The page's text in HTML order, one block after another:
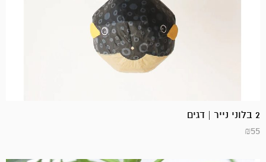
2 בלוני נייר | דגים
₪55